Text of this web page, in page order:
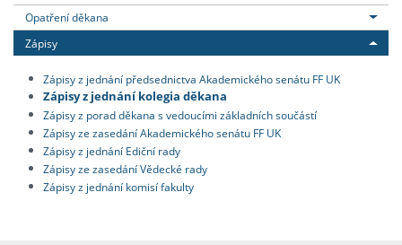
Opatření děkana
Zápisy
Zápisy z jednání předsednictva Akademického senátu FF UK
Zápisy z jednání kolegia děkana
Zápisy z porad děkana s vedoucími základních součástí
Zápisy ze zasedání Akademického senátu FF UK
Zápisy z jednání Ediční rady
Zápisy ze zasedání Vědecké rady
Zápisy z jednání komisí fakulty